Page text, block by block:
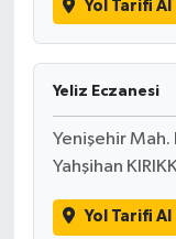
Yol Tarifi Al
Yeliz Eczanesi
Yenişehir
Yahşihan
Yol Tarifi Al